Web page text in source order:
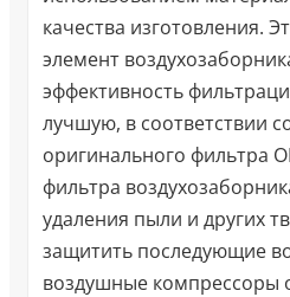
качества изготовления.
элемент
эффективность
лучшую, в соответствии
оригинального фильтра
фильтра
удаления пыли и других
защитить последующие
воздушные компрессоры